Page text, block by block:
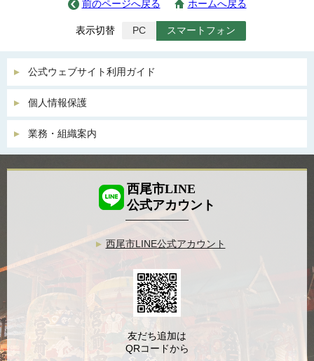
前のページへ戻る ホームへ戻る
表示切替 PC スマートフォン
公式ウェブサイト利用ガイド
個人情報保護
業務・組織案内
西尾市LINE
公式アカウント
西尾市LINE公式アカウント
友だち追加は
QRコードから